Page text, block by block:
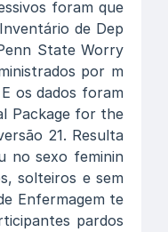
foram que
de Dep
State Worry
por m
os dados foram
Package for the
21. Resulta
no sexo feminin
solteiros e sem
Enfermagem te
pardos